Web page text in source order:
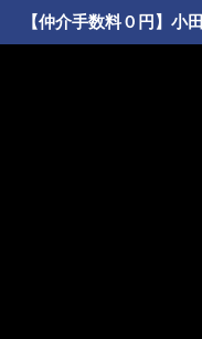
【仲介手数料０円】